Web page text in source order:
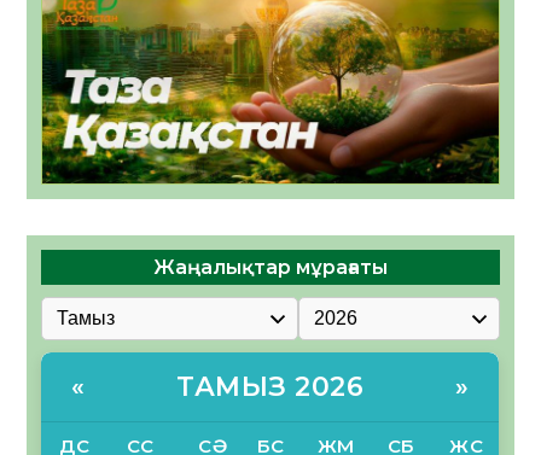
Жаңалықтар мұрағаты
« ТАМЫЗ 2026 »
ДС СС СӘ БС ЖМ СБ ЖС